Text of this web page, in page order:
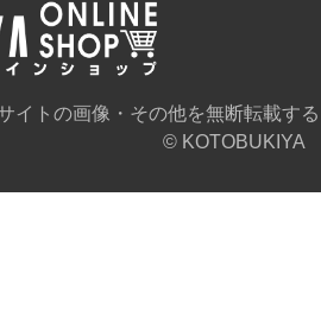
イトの画像・その他を無断転載す
© KOTOBUKIYA